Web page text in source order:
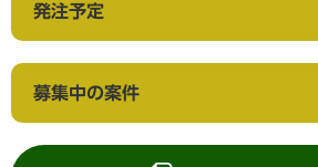
発注予定
募集中の案件